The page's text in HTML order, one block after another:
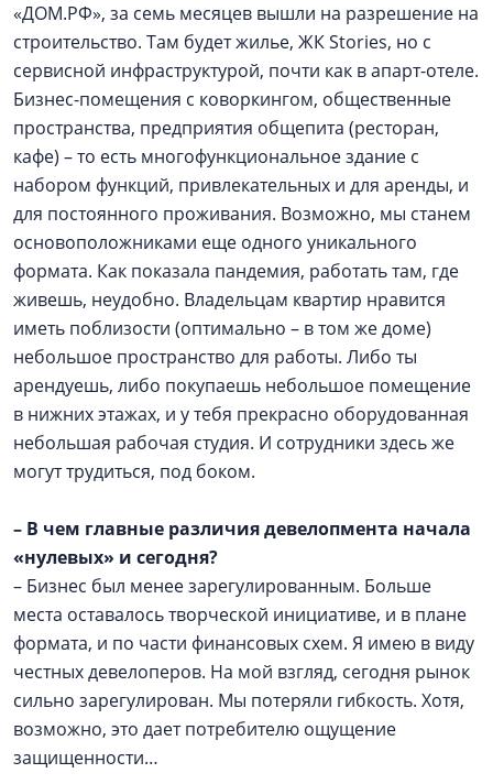
«ДОМ.РФ», за семь месяцев вышли на разрешение на
строительство. Там будет жилье, ЖК Stories, но с
сервисной инфраструктурой, почти как в апарт-отеле.
Бизнес-помещения с коворкингом, общественные
пространства, предприятия общепита (ресторан,
кафе) – то есть многофункциональное здание с
набором функций, привлекательных и для аренды, и
для постоянного проживания. Возможно, мы станем
основоположниками еще одного уникального
формата. Как показала пандемия, работать там, где
живешь, неудобно. Владельцам квартир нравится
иметь поблизости (оптимально – в том же доме)
небольшое пространство для работы. Либо ты
арендуешь, либо покупаешь небольшое помещение
в нижних этажах, и у тебя прекрасно оборудованная
небольшая рабочая студия. И сотрудники здесь же
могут трудиться, под боком.
– В чем главные различия девелопмента начала
«нулевых» и сегодня?
– Бизнес был менее зарегулированным. Больше
места оставалось творческой инициативе, и в плане
формата, и по части финансовых схем. Я имею в виду
честных девелоперов. На мой взгляд, сегодня рынок
сильно зарегулирован. Мы потеряли гибкость. Хотя,
возможно, это дает потребителю ощущение
защищенности…